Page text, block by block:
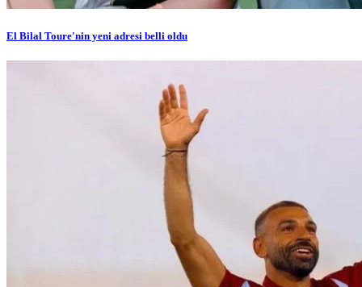
El Bilal Toure'nin yeni adresi belli oldu